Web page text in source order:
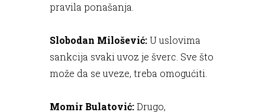
pravila ponašanja.
Slobodan Milošević:U uslovima
sankcija svaki uvoz je šverc. Sve što
može da se uveze, treba omogućiti.
Momir Bulatović:Drugo,